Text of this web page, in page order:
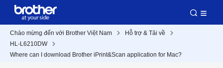
Chào mừng đến với Brother Việt Nam
Hỗ trợ & Tải về
HL-L6210DW
Where can I download Brother iPrint&Scan application for Mac?